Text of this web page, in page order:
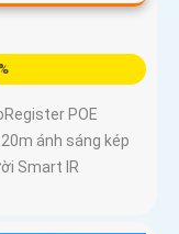
POE
ánh sáng kép
Smart IR